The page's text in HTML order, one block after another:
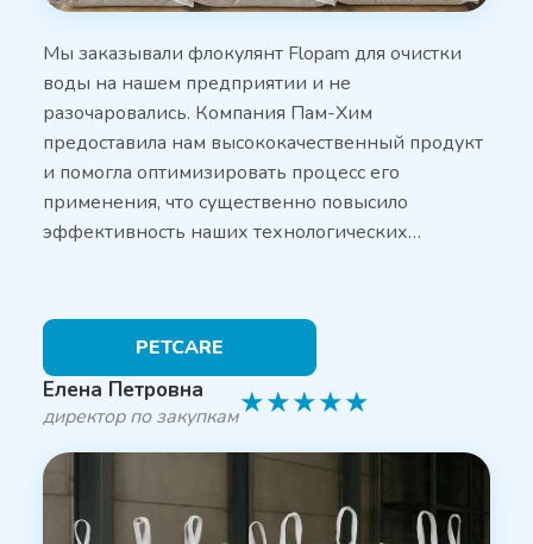
Мы заказывали флокулянт Flopam для очистки
воды на нашем предприятии и не
разочаровались. Компания Пам-Хим
предоставила нам высококачественный продукт
и помогла оптимизировать процесс его
применения, что существенно повысило
эффективность наших технологических…
PETCARE
Елена Петровна
директор по закупкам★★★★★